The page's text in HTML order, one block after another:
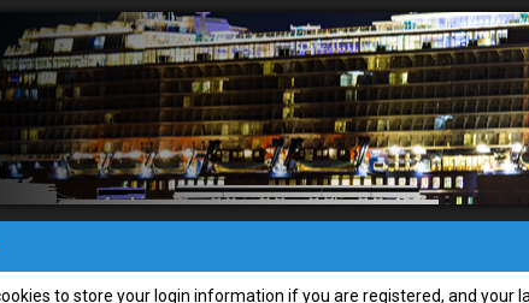
to store your login information if you are registered, and